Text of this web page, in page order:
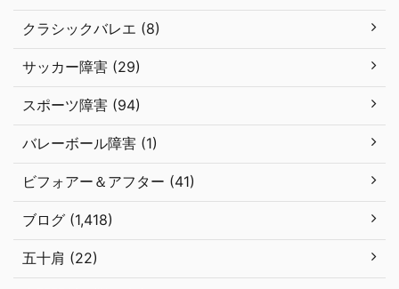
クラシックバレエ (8)
サッカー障害 (29)
スポーツ障害 (94)
バレーボール障害 (1)
ビフォアー＆アフター (41)
ブログ (1,418)
五十肩 (22)